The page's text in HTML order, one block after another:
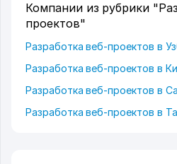
Компании из рубрики
проектов"
Разработка веб-проектов в
Разработка веб-проектов в
Разработка веб-проектов в
Разработка веб-проектов в